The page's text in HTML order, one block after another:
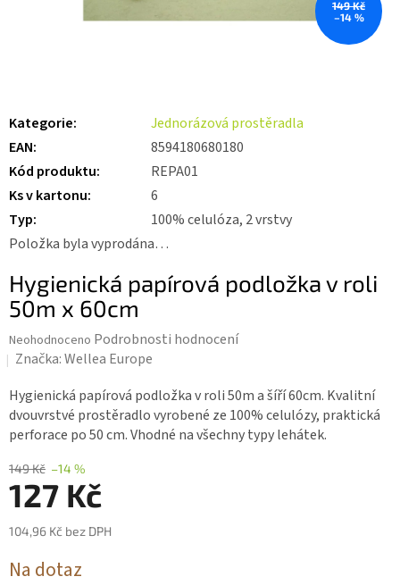
149 Kč
–14 %
Kategorie:
Jednorázová prostěradla
EAN:
8594180680180
Kód produktu:
REPA01
Ks v kartonu:
6
Typ:
100% celulóza, 2 vrstvy
Položka byla vyprodána…
Hygienická papírová podložka v roli
50m x 60cm
Průměrné
hodnocení
je
0,0
z 5
hvězdiček.
Neohodnoceno Podrobnosti hodnocení
Značka:Wellea Europe
Hygienická papírová podložka v roli 50m a šíří 60cm. Kvalitní
dvouvrstvé prostěradlo vyrobené ze 100% celulózy, praktická
perforace po 50 cm. Vhodné na všechny typy lehátek.
149 Kč –14 %
127 Kč
104,96 Kč bez DPH
cena:
Na dotaz